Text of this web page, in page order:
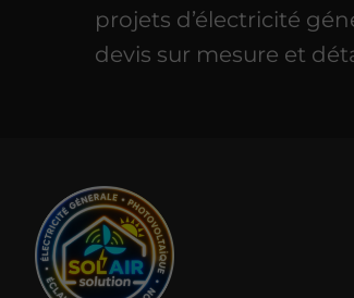
projets d’électricité
devis sur mesure et